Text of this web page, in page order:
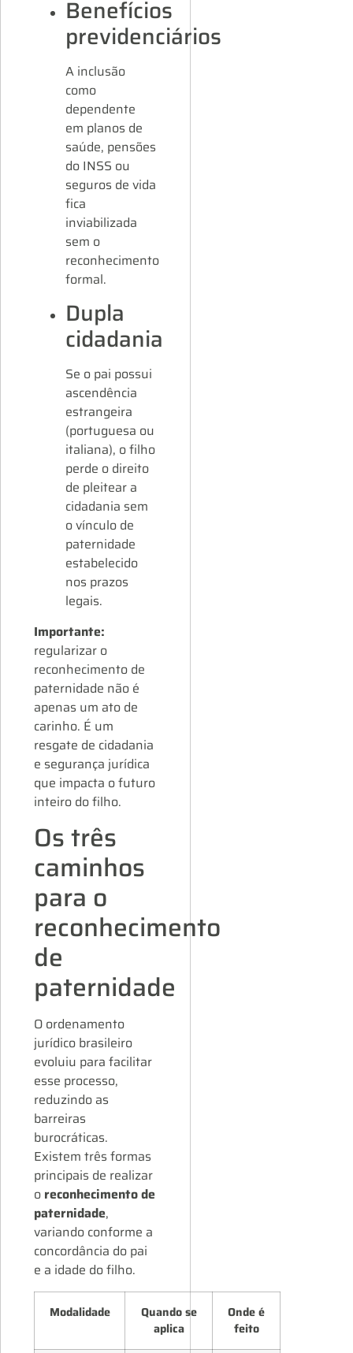
Benefícios
previdenciários
A inclusão
como
dependente
em planos de
saúde, pensões
do INSS ou
seguros de vida
fica
inviabilizada
sem o
reconhecimento
formal.
Dupla
cidadania
Se o pai possui
ascendência
estrangeira
(portuguesa ou
italiana), o filho
perde o direito
de pleitear a
cidadania sem
o vínculo de
paternidade
estabelecido
nos prazos
legais.
Importante:
regularizar o
reconhecimento de
paternidade não é
apenas um ato de
carinho. É um
resgate de cidadania
e segurança jurídica
que impacta o futuro
inteiro do filho.
Os três
caminhos
para o
reconhecimento
de
paternidade
O ordenamento
jurídico brasileiro
evoluiu para facilitar
esse processo,
reduzindo as
barreiras
burocráticas.
Existem três formas
principais de realizar
o reconhecimento de
paternidade,
variando conforme a
concordância do pai
e a idade do filho.
Modalidade
Quando se
aplica
Onde é
feito